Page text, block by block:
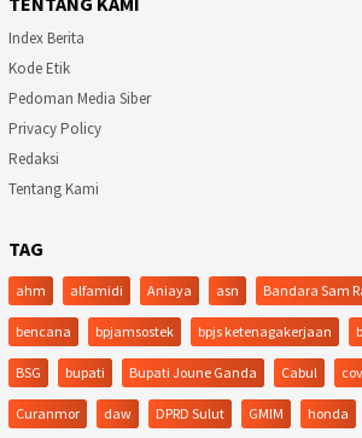
Index Berita
Kode Etik
Pedoman Media Siber
Privacy Policy
Redaksi
Tentang Kami
TAG
ahm alfamidi Aniaya asn Bandara Sam
bencana bpjamsostek bpjs ketenagakerjaan
BSG bupati Bupati Joune Ganda Cabul
Curanmor daw DPRD Sulut GMIM honda